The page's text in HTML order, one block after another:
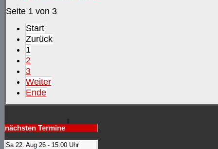
Seite 1 von 3
Start
Zurück
1
2
3
Weiter
Ende
nächsten Termine
Sa 22. Aug 26 - 15:00 Uhr